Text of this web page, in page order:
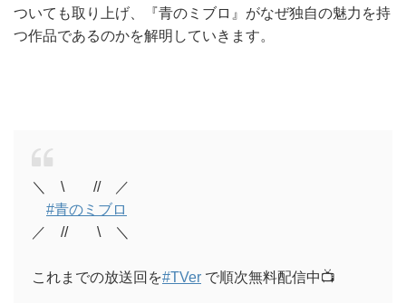
ついても取り上げ、『青のミブロ』がなぜ独自の魅力を持
つ作品であるのかを解明していきます。
＼ \ // ／
#青のミブロ
／ // \ ＼
これまでの放送回を#TVer で順次無料配信中📺